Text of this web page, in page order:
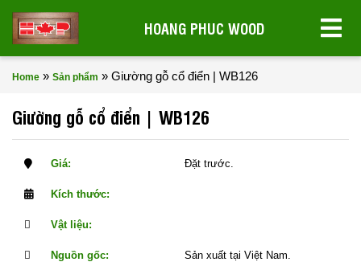
HOANG PHUC WOOD
Home » Sản phẩm » Giường gỗ cổ điển | WB126
Giường gỗ cổ điển | WB126
Giá: Đặt trước.
Kích thước:
Vật liệu:
Nguồn gốc: Sản xuất tại Việt Nam.